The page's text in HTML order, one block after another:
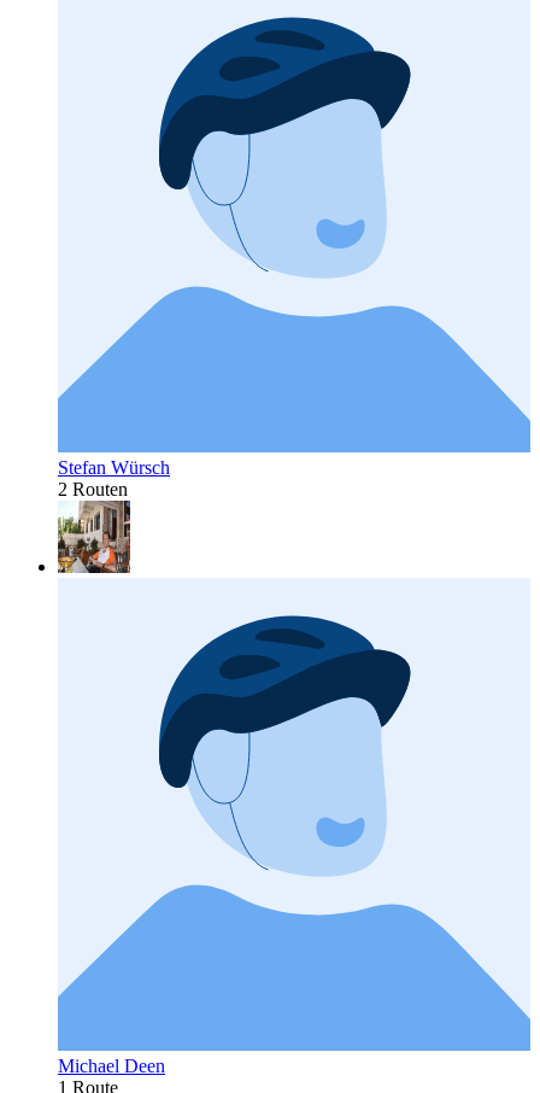
Stefan Würsch
2 Routen
Michael Deen
1 Route